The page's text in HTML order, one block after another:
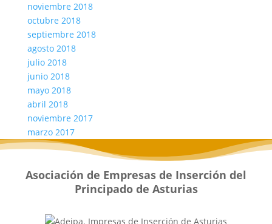
noviembre 2018
octubre 2018
septiembre 2018
agosto 2018
julio 2018
junio 2018
mayo 2018
abril 2018
noviembre 2017
marzo 2017
Asociación de Empresas de Inserción del
Principado de Asturias